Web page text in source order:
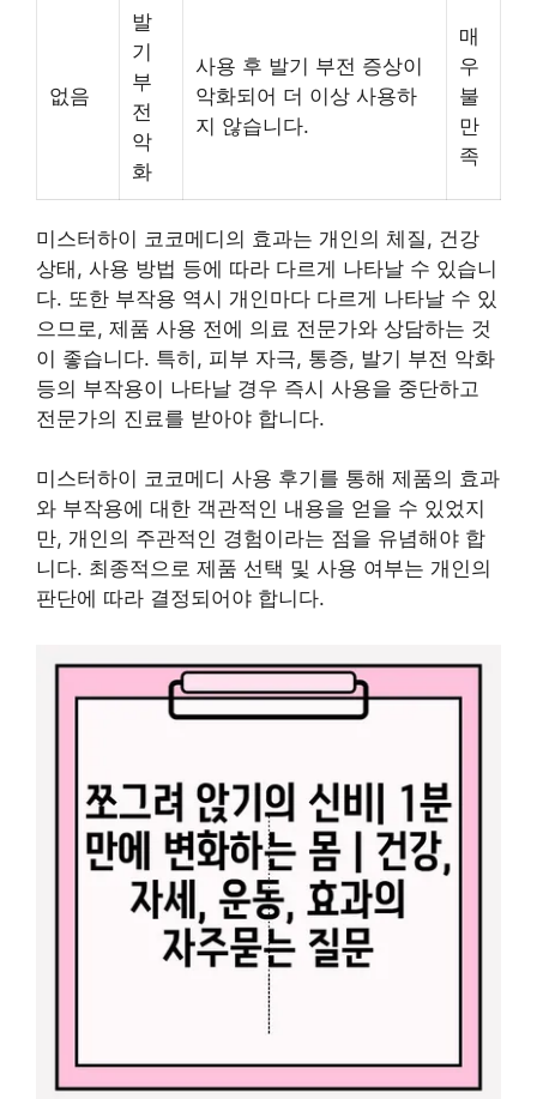
없음
발
기
부
전
악
화
사용 후 발기 부전 증상이
악화되어 더 이상 사용하
지 않습니다.
매
우
불
만
족
미스터하이 코코메디의 효과는 개인의 체질, 건강
상태, 사용 방법 등에 따라 다르게 나타날 수 있습니
다. 또한 부작용 역시 개인마다 다르게 나타날 수 있
으므로, 제품 사용 전에 의료 전문가와 상담하는 것
이 좋습니다. 특히, 피부 자극, 통증, 발기 부전 악화
등의 부작용이 나타날 경우 즉시 사용을 중단하고
전문가의 진료를 받아야 합니다.
미스터하이 코코메디 사용 후기를 통해 제품의 효과
와 부작용에 대한 객관적인 내용을 얻을 수 있었지
만, 개인의 주관적인 경험이라는 점을 유념해야 합
니다. 최종적으로 제품 선택 및 사용 여부는 개인의
판단에 따라 결정되어야 합니다.